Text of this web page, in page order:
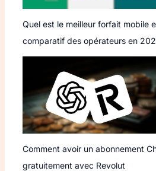
Quel est le meilleur forfait mobile
comparatif des opérateurs en
Comment avoir un abonnement
gratuitement avec Revolut